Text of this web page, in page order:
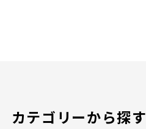
カテゴリーから探す